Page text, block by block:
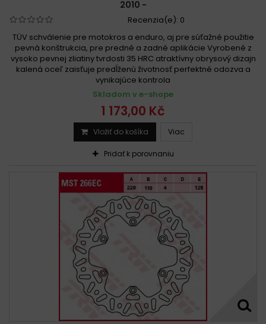
2010 -
Recenzia(e): 0
TÜV schválenie pre motokros a enduro, aj pre súťažné použitie
pevná konštrukcia, pre predné a zadné aplikácie Vyrobené z
vysoko pevnej zliatiny tvrdosti 35 HRC atraktívny obrysový dizajn
kalená oceľ zaisťuje predĺženú životnosť perfektné odozva a
vynikajúce kontrola
Skladom v e-shope
1 173,00 Kč
Vložiť do košíka Viac
Pridať k porovnaniu